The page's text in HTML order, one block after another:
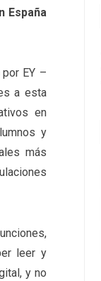
España
EY –
a esta
en
y
más
leer y
y no